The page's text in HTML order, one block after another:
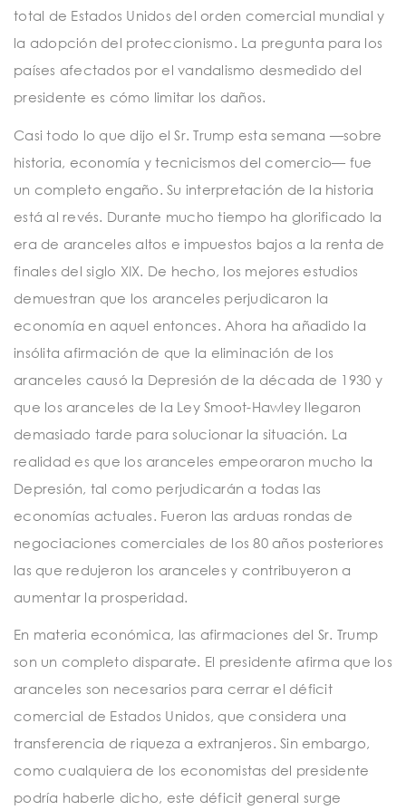
total de Estados Unidos del orden comercial mundial y
la adopción del proteccionismo. La pregunta para los
países afectados por el vandalismo desmedido del
presidente es cómo limitar los daños.
Casi todo lo que dijo el Sr. Trump esta semana —sobre
historia, economía y tecnicismos del comercio— fue
un completo engaño. Su interpretación de la historia
está al revés. Durante mucho tiempo ha glorificado la
era de aranceles altos e impuestos bajos a la renta de
finales del siglo XIX. De hecho, los mejores estudios
demuestran que los aranceles perjudicaron la
economía en aquel entonces. Ahora ha añadido la
insólita afirmación de que la eliminación de los
aranceles causó la Depresión de la década de 1930 y
que los aranceles de la Ley Smoot-Hawley llegaron
demasiado tarde para solucionar la situación. La
realidad es que los aranceles empeoraron mucho la
Depresión, tal como perjudicarán a todas las
economías actuales. Fueron las arduas rondas de
negociaciones comerciales de los 80 años posteriores
las que redujeron los aranceles y contribuyeron a
aumentar la prosperidad.
En materia económica, las afirmaciones del Sr. Trump
son un completo disparate. El presidente afirma que los
aranceles son necesarios para cerrar el déficit
comercial de Estados Unidos, que considera una
transferencia de riqueza a extranjeros. Sin embargo,
como cualquiera de los economistas del presidente
podría haberle dicho, este déficit general surge